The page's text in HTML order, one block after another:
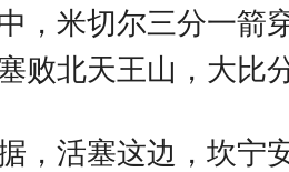
，米切尔三分一箭
败北天王山，大比
，活塞这边，坎宁